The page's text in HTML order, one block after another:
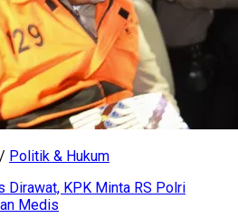
/ Politik & Hukum
Dirawat, KPK Minta RS Polri
Medis